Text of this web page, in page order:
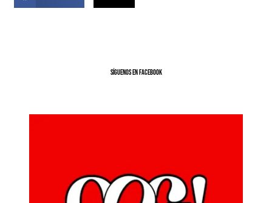
SíGUENOS EN FACEBOOK